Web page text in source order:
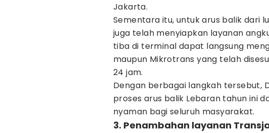
Jakarta.
Sementara itu, untuk arus balik dari
juga telah menyiapkan layanan
tiba di terminal dapat langsung
maupun Mikrotrans yang telah
24 jam.
Dengan berbagai langkah tersebut,
proses arus balik Lebaran tahun ini
nyaman bagi seluruh masyarakat.
3. Penambahan layanan